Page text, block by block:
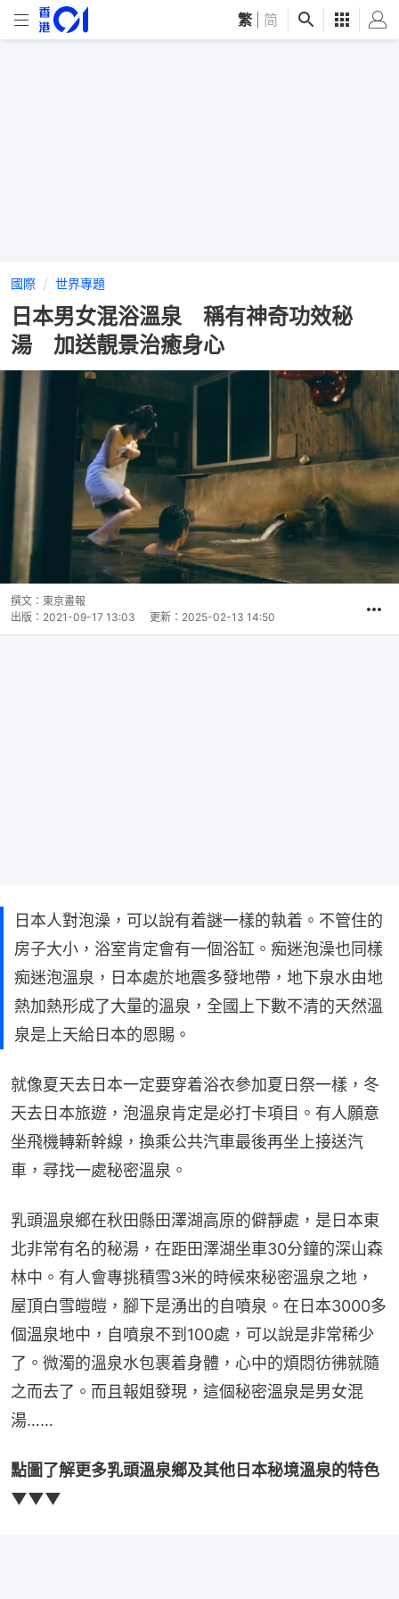
繁 简
國際 世界專題
日本男女混浴溫泉 稱有神奇功效秘
湯 加送靚景治癒身心
撰文： 東京畫報
出版： 2021-09-17 13:03 更新： 2025-02-13 14:50
日本人對泡澡，可以說有着謎一樣的執着。不管住的
房子大小，浴室肯定會有一個浴缸。痴迷泡澡也同樣
痴迷泡溫泉，日本處於地震多發地帶，地下泉水由地
熱加熱形成了大量的溫泉，全國上下數不清的天然溫
泉是上天給日本的恩賜。
就像夏天去日本一定要穿着浴衣參加夏日祭一樣，冬
天去日本旅遊，泡溫泉肯定是必打卡項目。有人願意
坐飛機轉新幹線，換乘公共汽車最後再坐上接送汽
車，尋找一處秘密溫泉。
乳頭溫泉鄉在秋田縣田澤湖高原的僻靜處，是日本東
北非常有名的秘湯，在距田澤湖坐車30分鐘的深山森
林中。有人會專挑積雪3米的時候來秘密溫泉之地，
屋頂白雪皚皚，腳下是湧出的自噴泉。在日本3000多
個溫泉地中，自噴泉不到100處，可以說是非常稀少
了。微濁的溫泉水包裹着身體，心中的煩悶彷彿就隨
之而去了。而且報姐發現，這個秘密溫泉是男女混
湯……
點圖了解更多乳頭溫泉鄉及其他日本秘境溫泉的特色
▼▼▼